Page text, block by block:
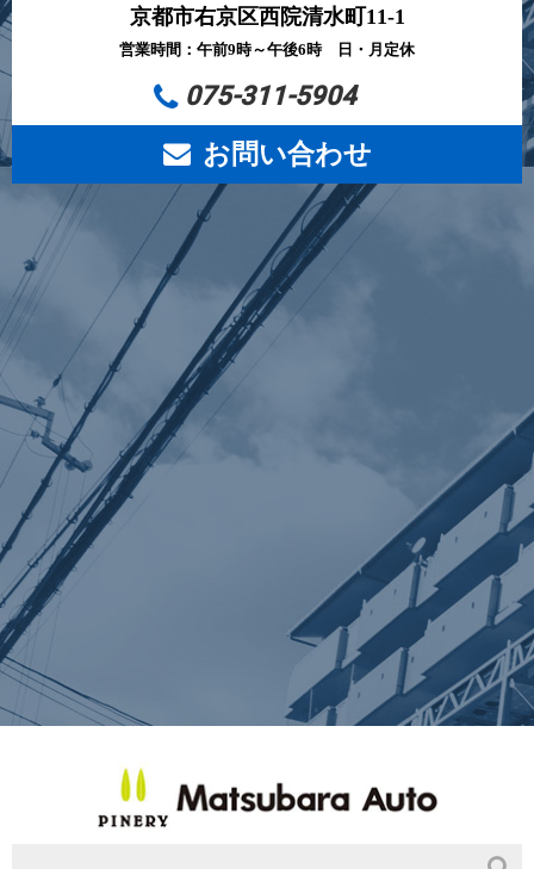
京都市右京区西院清水町11-1
営業時間：午前9時～午後6時 日・月定休
075-311-5904
お問い合わせ